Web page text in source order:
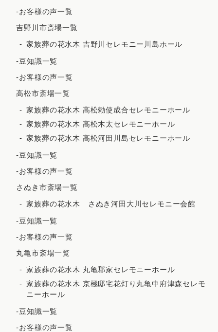
2022年5月
2022年4月
2022年3月
2022年2月
2021年12月
2021年11月
2021年10月
2021年5月
2021年4月
2021年3月
-お客様の声一覧
吉野川市斎場一覧
家族葬の花水木 吉野川セレモニー川島ホール
-豆知識一覧
-お客様の声一覧
高松市斎場一覧
家族葬の花水木 高松勅使成合セレモニーホール
家族葬の花水木 高松木太セレモニーホール
家族葬の花水木 高松河田川島セレモニーホール
-豆知識一覧
-お客様の声一覧
さぬき市斎場一覧
家族葬の花水木 さぬき河田大川セレモニー会館
-豆知識一覧
-お客様の声一覧
丸亀市斎場一覧
家族葬の花水木 丸亀郡家セレモニーホール
家族葬の花水木 京極邸宅花灯り丸亀中府津森セレモ
ニーホール
-豆知識一覧
-お客様の声一覧